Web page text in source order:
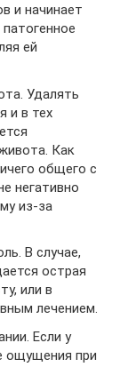
и начинает
ей
Удалять
и в тех
Как
общего с
негативно
из-за
В случае,
острая
или в
лечением.
Если у
ощущения при